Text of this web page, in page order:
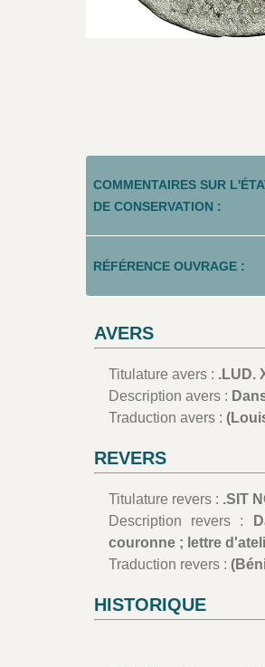
COMMENTAIRES SUR
DE CONSERVATION :
RÉFÉRENCE OUVRAGE :
AVERS
Titulature avers : .LUD.
Description avers :
Traduction avers :
REVERS
Titulature revers : .SIT
Description revers :
couronne ; lettre
Traduction revers :
HISTORIQUE